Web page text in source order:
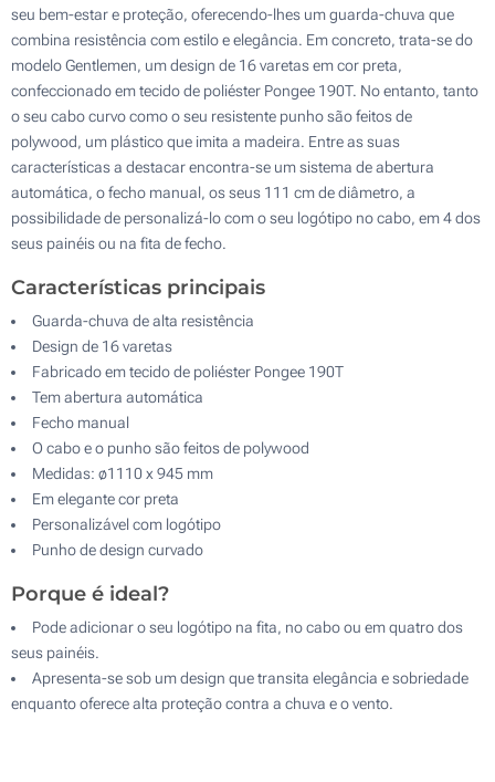
seu bem-estar e proteção, oferecendo-lhes um guarda-chuva que
combina resistência com estilo e elegância. Em concreto, trata-se do
modelo Gentlemen, um design de 16 varetas em cor preta,
confeccionado em tecido de poliéster Pongee 190T. No entanto, tanto
o seu cabo curvo como o seu resistente punho são feitos de
polywood, um plástico que imita a madeira. Entre as suas
características a destacar encontra-se um sistema de abertura
automática, o fecho manual, os seus 111 cm de diâmetro, a
possibilidade de personalizá-lo com o seu logótipo no cabo, em 4 dos
seus painéis ou na fita de fecho.
Características principais
Guarda-chuva de alta resistência
Design de 16 varetas
Fabricado em tecido de poliéster Pongee 190T
Tem abertura automática
Fecho manual
O cabo e o punho são feitos de polywood
Medidas: ø1110 x 945 mm
Em elegante cor preta
Personalizável com logótipo
Punho de design curvado
Porque é ideal?
Pode adicionar o seu logótipo na fita, no cabo ou em quatro dos
seus painéis.
Apresenta-se sob um design que transita elegância e sobriedade
enquanto oferece alta proteção contra a chuva e o vento.